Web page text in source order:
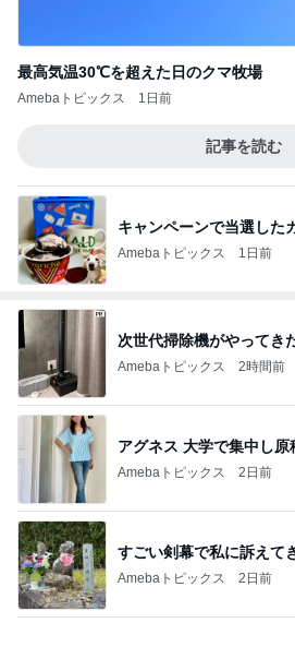
最高気温30℃を超えた日のクマ牧場
Amebaトピックス 1日前
記事を読む
キャンペーンで当選した
Amebaトピックス 1日前
次世代掃除機がやってき
Amebaトピックス 2時間前
アグネス 大学で集中し原
Amebaトピックス 2日前
すごい剣幕で私に訴えて
Amebaトピックス 2日前